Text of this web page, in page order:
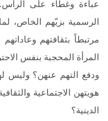
عباءة وغطاء على
الرسمية بزيّهم الخاص،
مرتبطاً بثقافتهم
المرأة المحجبة بنفس
ودفع التهم عنهن؟ وليس
هويتهن الاجتماعية
الدينية؟